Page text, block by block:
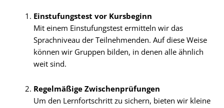
Einstufungstest vor Kursbeginn
Mit einem Einstufungstest ermitteln wir das
Sprachniveau der Teilnehmenden. Auf diese Weise
können wir Gruppen bilden, in denen alle ähnlich
weit sind.
Regelmäßige Zwischenprüfungen
Um den Lernfortschritt zu sichern, bieten wir kleine